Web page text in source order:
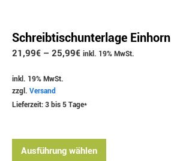
Schreibtischunterlage Einhorn
21,99€ – 25,99€ inkl. 19% MwSt.
inkl. 19% MwSt.
zzgl. Versand
Lieferzeit: 3 bis 5 Tage*
Ausführung wählen